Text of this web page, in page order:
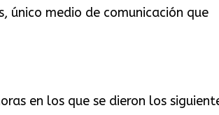
único medio de comunicación que
en los que se dieron los